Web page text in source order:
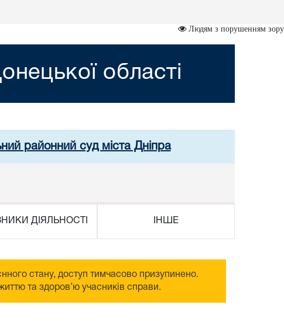
Людям з порушенням зору
області
районний суд міста Дніпра
ДІЯЛЬНОСТІ ІНШЕ
стану, доступ тимчасово призупинено.
та здоров’ю учасників справи.